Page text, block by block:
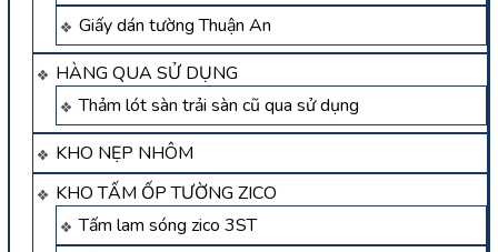
Giấy dán tường Thuận An
HÀNG QUA SỬ DỤNG
Thảm lót sàn trải sàn cũ qua sử dụng
KHO NẸP NHÔM
KHO TẤM ỐP TƯỜNG ZICO
Tấm lam sóng zico 3ST